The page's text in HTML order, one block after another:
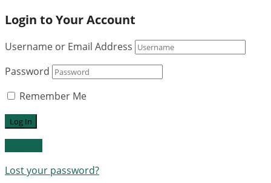
Login to Your Account
Username or Email Address
Password
Remember Me
Lost your password?